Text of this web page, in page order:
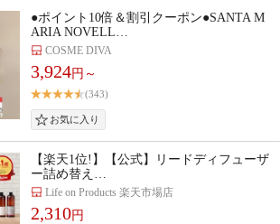
●ポイント10倍＆割引クーポン●SANTA M
ARIA NOVELL…
COSME DIVA
3,924円～
(343)
【楽天1位!】【公式】リードディフューザ
ー詰め替え…
Life on Products 楽天市場店
2,310円